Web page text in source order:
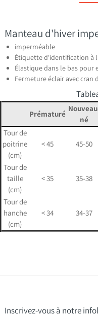
Manteau d'hiver
imperméable
Étiquette d'identification à
Élastique dans le bas
Fermeture éclair avec
Prématuré
né
Tour de
poitrine
(cm)
< 45 45-50
Tour de
taille
(cm)
< 35 35-38
Tour de
hanche
(cm)
< 34 34-37
Inscrivez-vous à notre